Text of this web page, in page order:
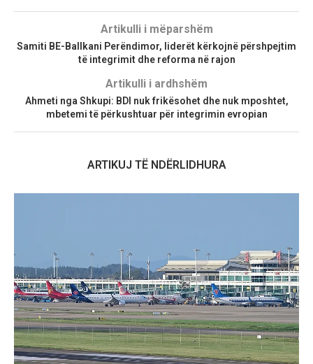
Artikulli i mëparshëm
Samiti BE-Ballkani Perëndimor, liderët kërkojnë përshpejtim
të integrimit dhe reforma në rajon
Artikulli i ardhshëm
Ahmeti nga Shkupi: BDI nuk frikësohet dhe nuk mposhtet,
mbetemi të përkushtuar për integrimin evropian
ARTIKUJ TË NDËRLIDHURA